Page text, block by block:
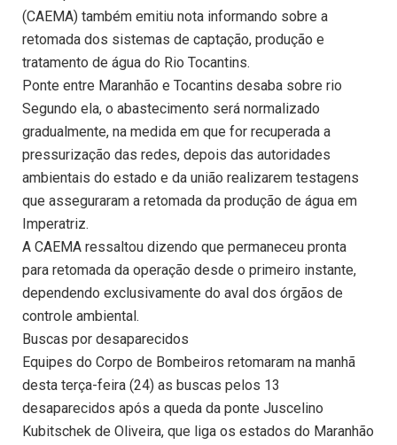
(CAEMA) também emitiu nota informando sobre a
retomada dos sistemas de captação, produção e
tratamento de água do Rio Tocantins.
Ponte entre Maranhão e Tocantins desaba sobre rio
Segundo ela, o abastecimento será normalizado
gradualmente, na medida em que for recuperada a
pressurização das redes, depois das autoridades
ambientais do estado e da união realizarem testagens
que asseguraram a retomada da produção de água em
Imperatriz.
A CAEMA ressaltou dizendo que permaneceu pronta
para retomada da operação desde o primeiro instante,
dependendo exclusivamente do aval dos órgãos de
controle ambiental.
Buscas por desaparecidos
Equipes do Corpo de Bombeiros retomaram na manhã
desta terça-feira (24) as buscas pelos 13
desaparecidos após a queda da ponte Juscelino
Kubitschek de Oliveira, que liga os estados do Maranhão